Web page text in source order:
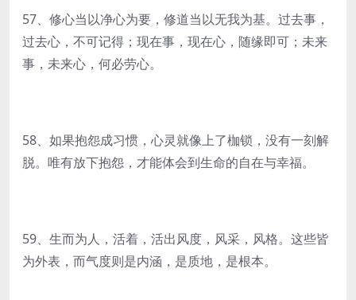
57、修心当以净心为要，修道当以无我为基。过去事，
过去心，不可记得；现在事，现在心，随缘即可；未来
事，未来心，何必劳心。
58、如果抱怨成习惯，心灵就像上了枷锁，没有一刻解
脱。唯有放下抱怨，才能体会到生命的自在与幸福。
59、生而为人，活着，活出风度，风采，风格。这些皆
为外表，而气度则是内涵，是质地，是根本。